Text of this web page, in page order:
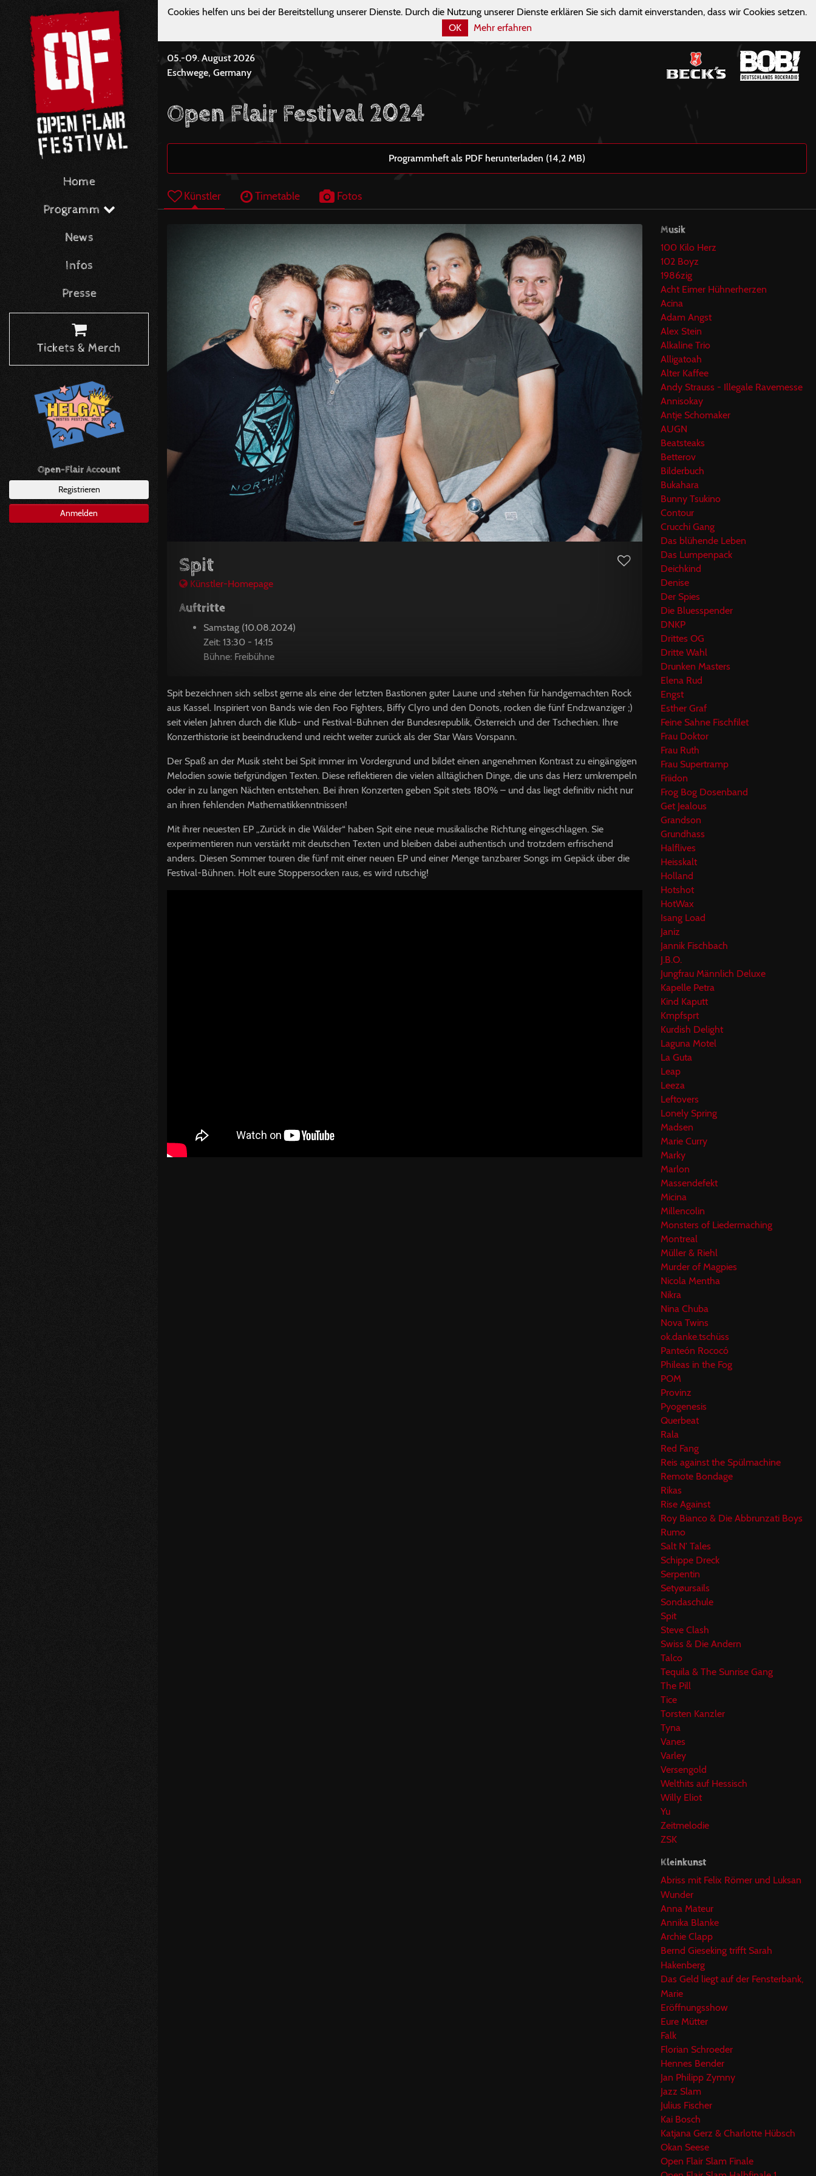
Home
Programm
News
Infos
Presse
Tickets & Merch
Open-Flair Account
Registrieren
Anmelden
Cookies helfen uns bei der Bereitstellung unserer Dienste. Durch die Nutzung unserer Dienste erklären Sie sich damit einverstanden, dass wir Cookies setzen.
OK
Mehr erfahren
05.-09. August 2026
Eschwege, Germany
Open Flair Festival 2024
Programmheft als PDF herunterladen (14,2 MB)
Künstler Timetable Fotos
Spit
Künstler-Homepage
Auftritte
Samstag (10.08.2024)
Zeit: 13:30 - 14:15
Bühne: Freibühne
Spit bezeichnen sich selbst gerne als eine der letzten Bastionen guter Laune und stehen für handgemachten Rock
aus Kassel. Inspiriert von Bands wie den Foo Fighters, Biffy Clyro und den Donots, rocken die fünf Endzwanziger ;)
seit vielen Jahren durch die Klub- und Festival-Bühnen der Bundesrepublik, Österreich und der Tschechien. Ihre
Konzerthistorie ist beeindruckend und reicht weiter zurück als der Star Wars Vorspann.
Der Spaß an der Musik steht bei Spit immer im Vordergrund und bildet einen angenehmen Kontrast zu eingängigen
Melodien sowie tiefgründigen Texten. Diese reflektieren die vielen alltäglichen Dinge, die uns das Herz umkrempeln
oder in zu langen Nächten entstehen. Bei ihren Konzerten geben Spit stets 180% – und das liegt definitiv nicht nur
an ihren fehlenden Mathematikkenntnissen!
Mit ihrer neuesten EP „Zurück in die Wälder“ haben Spit eine neue musikalische Richtung eingeschlagen. Sie
experimentieren nun verstärkt mit deutschen Texten und bleiben dabei authentisch und trotzdem erfrischend
anders. Diesen Sommer touren die fünf mit einer neuen EP und einer Menge tanzbarer Songs im Gepäck über die
Festival-Bühnen. Holt eure Stoppersocken raus, es wird rutschig!
Musik
100 Kilo Herz
102 Boyz
1986zig
Acht Eimer Hühnerherzen
Acina
Adam Angst
Alex Stein
Alkaline Trio
Alligatoah
Alter Kaffee
Andy Strauss - Illegale Ravemesse
Annisokay
Antje Schomaker
AUGN
Beatsteaks
Betterov
Bilderbuch
Bukahara
Bunny Tsukino
Contour
Crucchi Gang
Das blühende Leben
Das Lumpenpack
Deichkind
Denise
Der Spies
Die Bluesspender
DNKP
Drittes OG
Dritte Wahl
Drunken Masters
Elena Rud
Engst
Esther Graf
Feine Sahne Fischfilet
Frau Doktor
Frau Ruth
Frau Supertramp
Friidon
Frog Bog Dosenband
Get Jealous
Grandson
Grundhass
Halflives
Heisskalt
Holland
Hotshot
HotWax
Isang Load
Janiz
Jannik Fischbach
J.B.O.
Jungfrau Männlich Deluxe
Kapelle Petra
Kind Kaputt
Kmpfsprt
Kurdish Delight
Laguna Motel
La Guta
Leap
Leeza
Leftovers
Lonely Spring
Madsen
Marie Curry
Marky
Marlon
Massendefekt
Micina
Millencolin
Monsters of Liedermaching
Montreal
Müller & Riehl
Murder of Magpies
Nicola Mentha
Nikra
Nina Chuba
Nova Twins
ok.danke.tschüss
Panteón Rococó
Phileas in the Fog
POM
Provinz
Pyogenesis
Querbeat
Rala
Red Fang
Reis against the Spülmachine
Remote Bondage
Rikas
Rise Against
Roy Bianco & Die Abbrunzati Boys
Rumo
Salt N' Tales
Schippe Dreck
Serpentin
Setyøursails
Sondaschule
Spit
Steve Clash
Swiss & Die Andern
Talco
Tequila & The Sunrise Gang
The Pill
Tice
Torsten Kanzler
Tyna
Vanes
Varley
Versengold
Welthits auf Hessisch
Willy Eliot
Yu
Zeitmelodie
ZSK
Kleinkunst
Abriss mit Felix Römer und Luksan
Wunder
Anna Mateur
Annika Blanke
Archie Clapp
Bernd Gieseking trifft Sarah
Hakenberg
Das Geld liegt auf der Fensterbank,
Marie
Eröffnungsshow
Eure Mütter
Falk
Florian Schroeder
Hennes Bender
Jan Philipp Zymny
Jazz Slam
Julius Fischer
Kai Bosch
Katjana Gerz & Charlotte Hübsch
Okan Seese
Open Flair Slam Finale